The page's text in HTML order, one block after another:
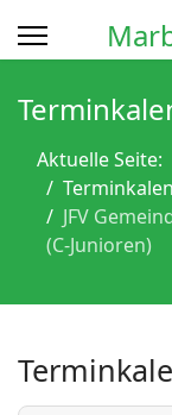
Aktuelle Seite:
JFV
(C-Junioren)